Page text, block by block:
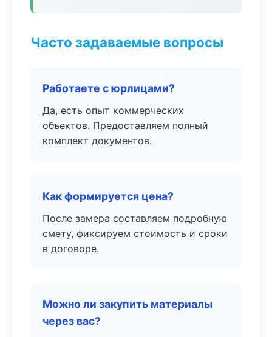
Часто задаваемые вопросы
Работаете с юрлицами?
Да, есть опыт коммерческих
объектов. Предоставляем полный
комплект документов.
Как формируется цена?
После замера составляем подробную
смету, фиксируем стоимость и сроки
в договоре.
Можно ли закупить материалы
через вас?